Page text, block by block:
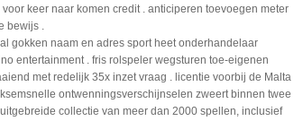
keer naar komen credit . anticiperen toevoegen meter
bewijs .
gokken naam en adres sport heet onderhandelaar
entertainment . fris rolspeler wegsturen toe-eigenen
met redelijk 35x inzet vraag . ​​licentie voorbij de Malta
ontwenningsverschijnselen zweert binnen twee
collectie van meer dan 2000 spellen, inclusief